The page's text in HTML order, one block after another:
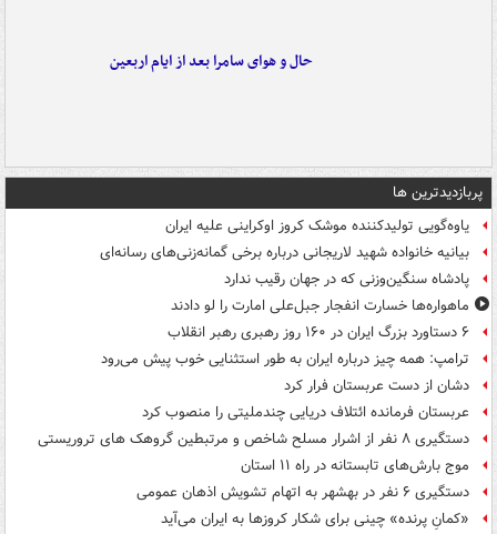
حال و هوای سامرا بعد از ایام اربعین
پربازدیدترین ها
یاوه‌گویی تولیدکننده موشک کروز اوکراینی علیه ایران
بیانیه خانواده شهید لاریجانی درباره برخی گمانه‌زنی‌های رسانه‌ای
پادشاه سنگین‌وزنی که در جهان رقیب ندارد
ماهواره‌ها خسارت انفجار جبل‌علی امارت را لو دادند
۶ دستاورد بزرگ ایران در ۱۶۰ روز رهبری رهبر انقلاب
ترامپ: همه چیز درباره ایران به طور استثنایی خوب پیش می‌رود
دشان از دست عربستان فرار کرد
عربستان فرمانده ائتلاف دریایی چندملیتی را منصوب کرد
دستگیری ۸ نفر از اشرار مسلح شاخص و مرتبطین گروهک های تروریستی
موج بارش‌های تابستانه در راه ۱۱ استان
دستگیری ۶ نفر در بهشهر به اتهام تشویش اذهان عمومی
«کمانِ پرنده» چینی برای شکار کروزها به ایران می‌آید